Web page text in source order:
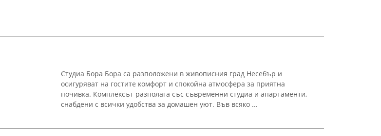
Студиа Бора Бора са разположени в живописния град Несебър и
осигуряват на гостите комфорт и спокойна атмосфера за приятна
почивка. Комплексът разполага със съвременни студиа и апартаменти,
снабдени с всички удобства за домашен уют. Във всяко ...